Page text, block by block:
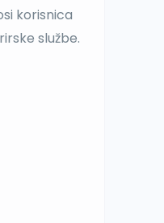
korisnica
službe.